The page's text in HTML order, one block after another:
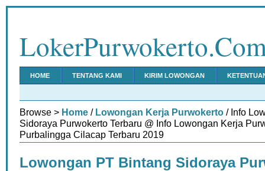
HOME TENTANG KAMI KIRIM LOWONGAN
Browse > Home / Lowongan Kerja Purwokerto / Info
Sidoraya Purwokerto Terbaru @ Info Lowongan Kerja
Purbalingga Cilacap Terbaru 2019
Lowongan PT Bintang Sidoraya